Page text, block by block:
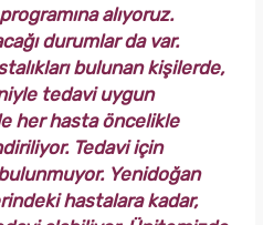
alıyoruz.
durumlar da var.
bulunan kişilerde,
tedavi uygun
her hasta öncelikle
Tedavi için
Yenidoğan
hastalara kadar,